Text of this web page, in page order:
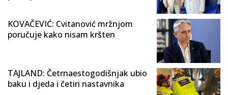
KOVAČEVIĆ: Cvitanović mržnjom
poručuje kako nisam kršten
TAJLAND: Četrnaestogodišnjak ubio
baku i djeda i četiri nastavnika